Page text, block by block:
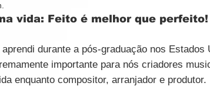
vida: Feito é melhor que perfeito!
durante a pós-graduação nos
importante para nós criadores
enquanto compositor, arranjador e produtor.